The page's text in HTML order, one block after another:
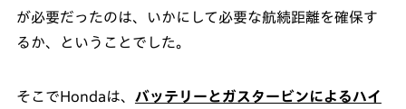
が必要だったのは、いかにして必要な航続距離を確保す
るか、ということでした。
そこでHondaは、 バッテリーとガスタービンによるハイ